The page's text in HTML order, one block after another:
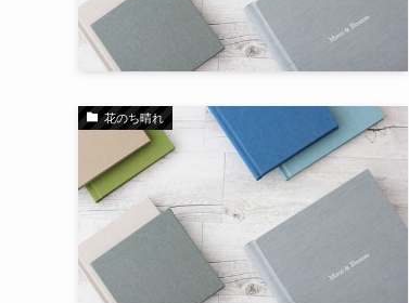
花のち晴れ